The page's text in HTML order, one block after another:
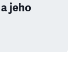
jeho